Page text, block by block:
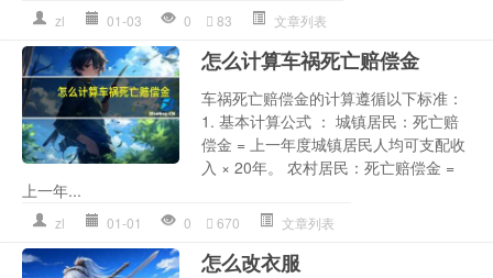
zl 01-03 0 83 文章列表
怎么计算车祸死亡赔偿金
车祸死亡赔偿金的计算遵循以下标准：
1. 基本计算公式 ： 城镇居民：死亡赔
偿金 = 上一年度城镇居民人均可支配收
入 × 20年。 农村居民：死亡赔偿金 =
上一年...
zl 01-01 0 670 文章列表
怎么改衣服